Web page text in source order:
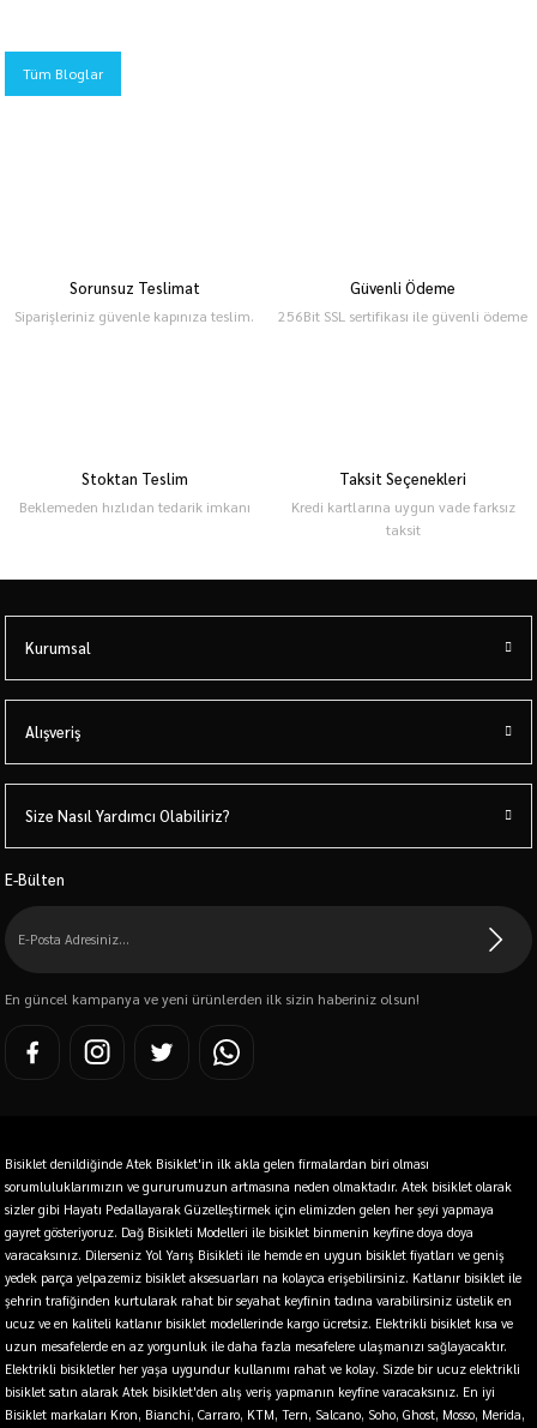
Tüm Bloglar
Sorunsuz Teslimat
Siparişleriniz güvenle kapınıza teslim.
Güvenli Ödeme
256Bit SSL sertifikası ile güvenli ödeme
Stoktan Teslim
Beklemeden hızlıdan tedarik imkanı
Taksit Seçenekleri
Kredi kartlarına uygun vade farksız
taksit
Kurumsal
Alışveriş
Size Nasıl Yardımcı Olabiliriz?
E-Bülten
En güncel kampanya ve yeni ürünlerden ilk sizin haberiniz olsun!
Bisiklet denildiğinde Atek Bisiklet'in ilk akla gelen firmalardan biri olması
sorumluluklarımızın ve gururumuzun artmasına neden olmaktadır. Atek bisiklet olarak
sizler gibi Hayatı Pedallayarak Güzelleştirmek için elimizden gelen her şeyi yapmaya
gayret gösteriyoruz. Dağ Bisikleti Modelleri ile bisiklet binmenin keyfine doya doya
varacaksınız. Dilerseniz Yol Yarış Bisikleti ile hemde en uygun bisiklet fiyatları ve geniş
yedek parça yelpazemiz bisiklet aksesuarları na kolayca erişebilirsiniz. Katlanır bisiklet ile
şehrin trafiğinden kurtularak rahat bir seyahat keyfinin tadına varabilirsiniz üstelik en
ucuz ve en kaliteli katlanır bisiklet modellerinde kargo ücretsiz. Elektrikli bisiklet kısa ve
uzun mesafelerde en az yorgunluk ile daha fazla mesafelere ulaşmanızı sağlayacaktır.
Elektrikli bisikletler her yaşa uygundur kullanımı rahat ve kolay. Sizde bir ucuz elektrikli
bisiklet satın alarak Atek bisiklet'den alış veriş yapmanın keyfine varacaksınız. En iyi
Bisiklet markaları Kron, Bianchi, Carraro, KTM, Tern, Salcano, Soho, Ghost, Mosso, Merida,